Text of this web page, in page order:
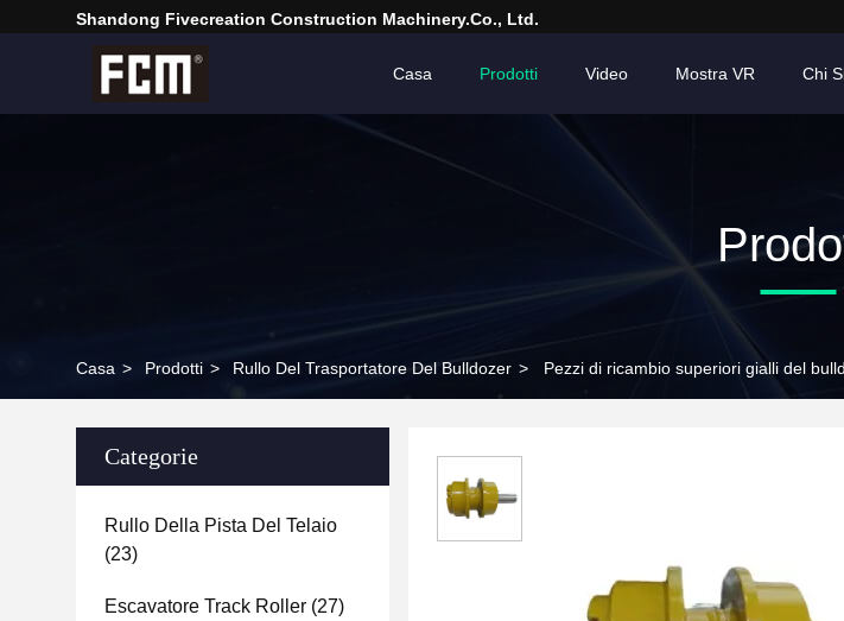
Shandong Fivecreation Construction Machinery.Co., Ltd.
Casa Prodotti Video Mostra VR Chi
Casa > Prodotti > Rullo Del Trasportatore Del Bulldozer > Pezzi di ricambio superiori gialli del
Categorie
Rullo Della Pista Del Telaio
(23)
Escavatore Track Roller (27)